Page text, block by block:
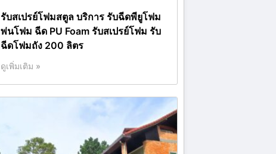
รับสเปรย์โฟมสตูล บริการ รับฉีดพียูโฟม
พ่นโฟม ฉีด PU Foam รับสเปรย์โฟม รับ
ฉีดโฟมถัง 200 ลิตร
ดูเพิ่มเติม »